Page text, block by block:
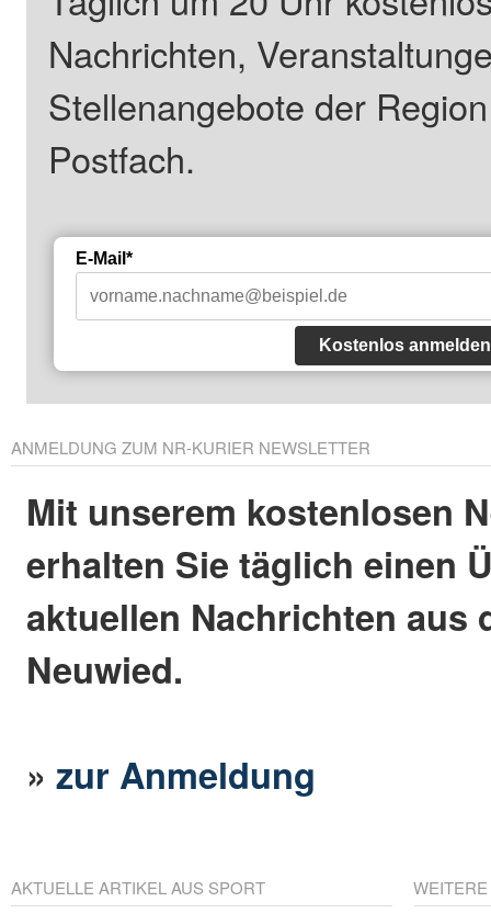
Nachrichten,
Stellenangebote der
Postfach.
E-Mail*
Kostenlos anmelden
ANMELDUNG ZUM NR-KURIER NEWSLETTER
Mit unserem kostenlosen
erhalten Sie täglich einen
aktuellen Nachrichten aus
Neuwied.
»zur Anmeldung
AKTUELLE ARTIKEL AUS SPORT